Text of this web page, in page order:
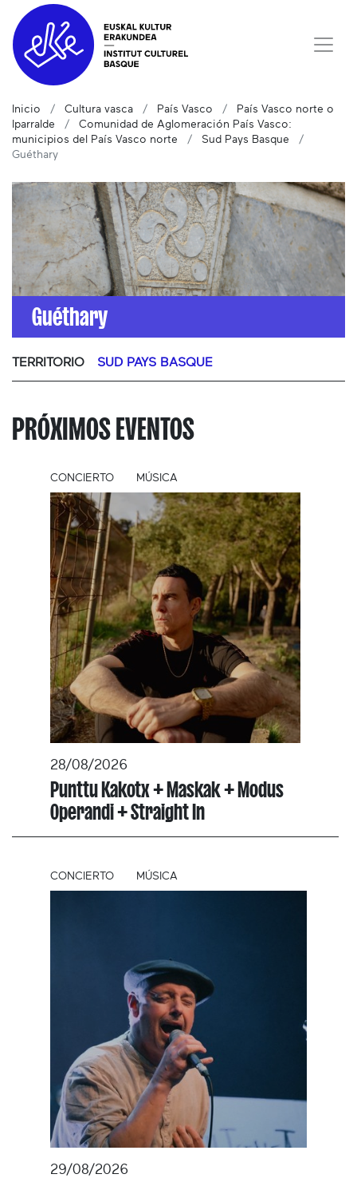
Inicio Cultura vasca País Vasco
País Vasco norte o
Iparralde
Comunidad de Aglomeración País Vasco:
municipios del País Vasco norte
Sud Pays Basque
Guéthary
Guéthary
TERRITORIO SUD PAYS BASQUE
PRÓXIMOS EVENTOS
CONCIERTO MÚSICA
28/08/2026
Punttu Kakotx + Maskak + Modus
Operandi + Straight In
CONCIERTO MÚSICA
29/08/2026